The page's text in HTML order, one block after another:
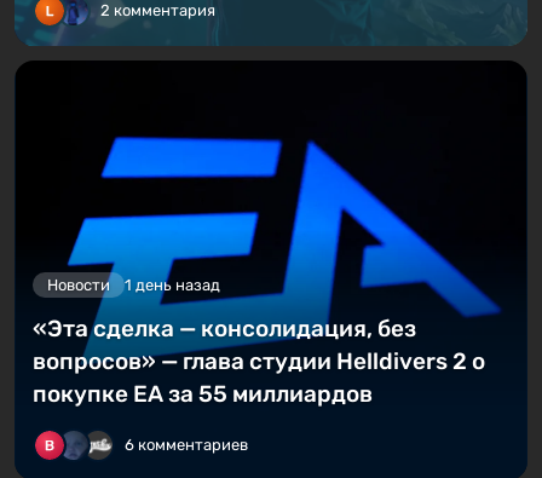
2 комментария
Новости 1 день назад
«Эта сделка — консолидация, без
вопросов» — глава студии Helldivers 2 о
покупке EA за 55 миллиардов
6 комментариев